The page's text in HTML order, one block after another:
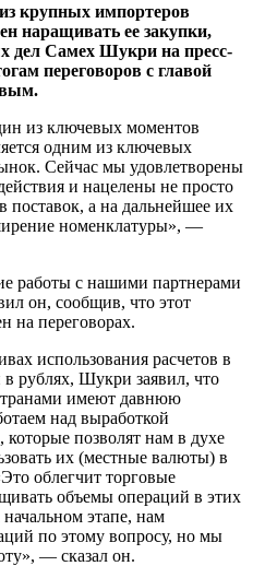
крупных импортеров
наращивать ее закупки,
дел Самех Шукри на пресс-
переговоров с главой
из ключевых моментов
одним из ключевых
Сейчас мы удовлетворены
и нацелены не просто
поставок, а на дальнейшее их
номенклатуры», —
работы с нашими партнерами
он, сообщив, что этот
на переговорах.
использования расчетов в
рублях, Шукри заявил, что
имеют давнюю
над выработкой
позволят нам в духе
их (местные валюты) в
облегчит торговые
объемы операций в этих
этапе, нам
по этому вопросу, но мы
— сказал он.